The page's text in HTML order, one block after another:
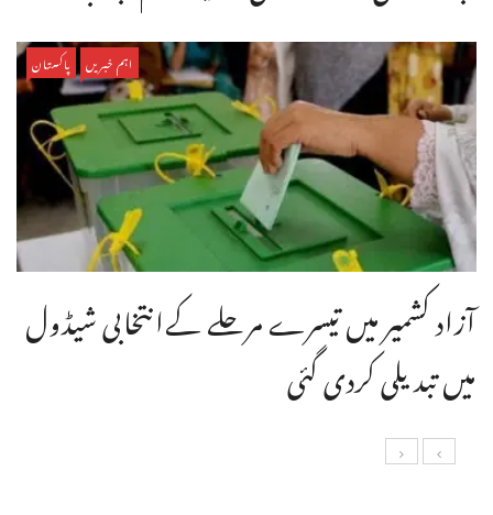
اہم خبریں پاکستان
آزاد کشمیر میں تیسرے مرحلے کےانتخابی شیڈول
میں تبدیلی کردی گئی